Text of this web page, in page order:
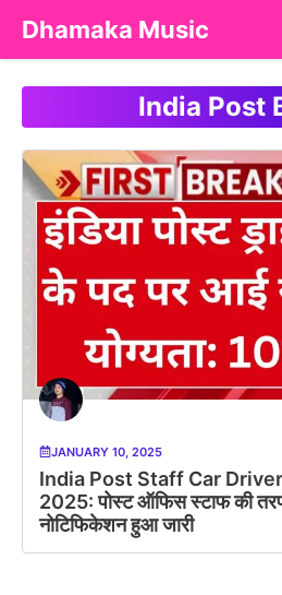
Skip
content
Dhamaka Music
India Post
JANUARY 10, 2025
India Post Staff Car
2025: पोस्ट ऑफिस स्टाफ की तरफ
नोटिफिकेशन हुआ जारी